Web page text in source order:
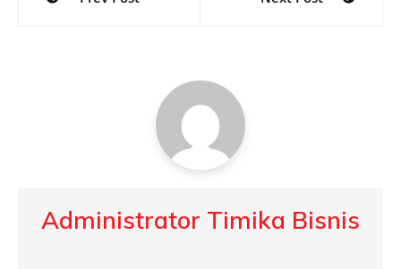
navigation
Administrator Timika Bisnis